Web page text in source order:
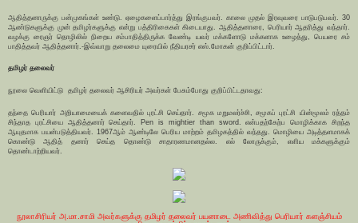
ஆதித்தனாருக்கு பன்முகங்கள் உண்டு. ஏழைகளைப்பார்த்து இரங்குபவர். காலை முதல் இரவுவரை பாடுபடுபவர். 30
ஆண்டுகளுக்கு முன் தமிழர்களுக்கு என்று பத்திரிகைகள் கிடையாது. ஆதித்தனாரை, பெரியார் ஆதரித்து வந்தார்.
வழக்கு ரைஞர் தொழிலில் நிறைய சம்பாதித்திருக்க வேண்டி யவர் மக்களோடு மக்களாக உழைத்து, பெயரை சம்
பாதித்தவர் ஆதித்தனார்.-இவ்வாறு தலைமை யுரையில் நீதியரசர் எஸ்.மோகன் குறிப்பிட்டார்.
தமிழர் தலைவர்
நூலை வெளியிட்டு தமிழர் தலைவர் ஆசிரியர் அவர்கள் பேசும்போது குறிப்பிட்டதாவது:
தந்தை பெரியார் அறியாமையைக் களைவதில் புரட்சி செய்தார். சமூக மறுமலர்ச்சி, சமூகப் புரட்சி யின்மூலம் ரத்தம்
சிந்தாத புரட்சியை ஆதித்தனார் செய்தார். Pen is mightier than sword. என்பதற்கேற்ப மொழிக்காக சிறந்த
ஆயுதமாக பயன்படுத்தியவர். 1967ஆம் ஆண்டிலே பெரிய மாற்றம் தமிழகத்தில் வந்தது. மொழியை அடித்தளமாகக்
கொண்டு ஆதித் தனார் செய்த தொண்டு சாதாரணமானதல்ல. எல் லோருக்கும், எளிய மக்களுக்கும்
தொண்டாற்றியவர்.
நூலாசிரியர் அ.மா.சாமி அவர்களுக்கு தமிழர் தலைவர் பயனாடை அணிவித்து பெரியார் களஞ்சியம்